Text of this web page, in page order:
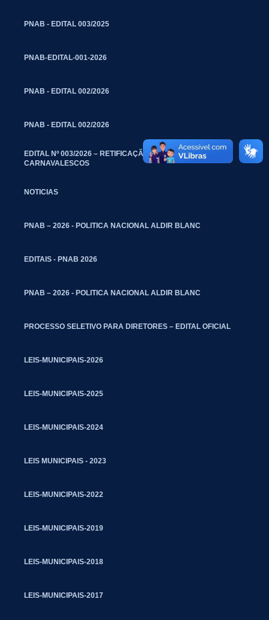
PNAB - EDITAL 003/2025
PNAB-EDITAL-001-2026
PNAB - EDITAL 002/2026
PNAB - EDITAL 002/2026
EDITAL Nº 003/2026 – RETIFICAÇÃO – BLOCOS
CARNAVALESCOS
NOTICIAS
PNAB – 2026 - POLITICA NACIONAL ALDIR BLANC
EDITAIS - PNAB 2026
PNAB – 2026 - POLITICA NACIONAL ALDIR BLANC
PROCESSO SELETIVO PARA DIRETORES – EDITAL OFICIAL
LEIS-MUNICIPAIS-2026
LEIS-MUNICIPAIS-2025
LEIS-MUNICIPAIS-2024
LEIS MUNICIPAIS - 2023
LEIS-MUNICIPAIS-2022
LEIS-MUNICIPAIS-2019
LEIS-MUNICIPAIS-2018
LEIS-MUNICIPAIS-2017